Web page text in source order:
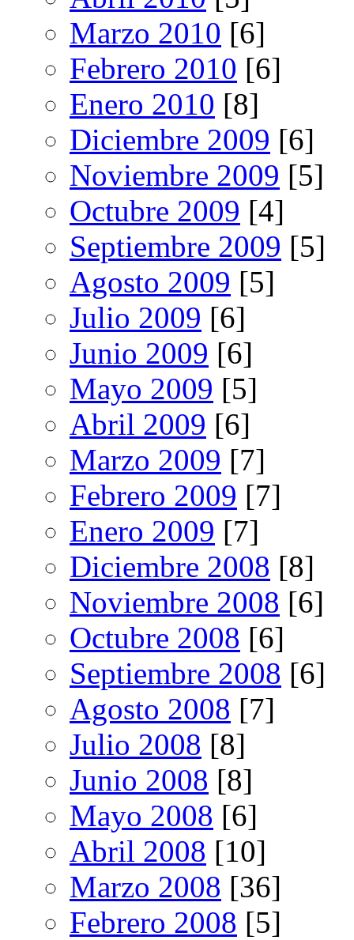
Marzo 2010 [6]
Febrero 2010 [6]
Enero 2010 [8]
Diciembre 2009 [6]
Noviembre 2009 [5]
Octubre 2009 [4]
Septiembre 2009 [5]
Agosto 2009 [5]
Julio 2009 [6]
Junio 2009 [6]
Mayo 2009 [5]
Abril 2009 [6]
Marzo 2009 [7]
Febrero 2009 [7]
Enero 2009 [7]
Diciembre 2008 [8]
Noviembre 2008 [6]
Octubre 2008 [6]
Septiembre 2008 [6]
Agosto 2008 [7]
Julio 2008 [8]
Junio 2008 [8]
Mayo 2008 [6]
Abril 2008 [10]
Marzo 2008 [36]
Febrero 2008 [5]